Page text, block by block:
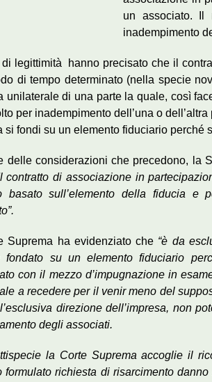
un associato. Il
inadempimento
di legittimità hanno precisato che il
di tempo determinato (nella specie
unilaterale di una parte la quale, così
per inadempimento dell’una o
si fondi su un elemento fiduciario perché
delle considerazioni che precedono, la
contratto di associazione in
basato sull’elemento della fiducia e
Suprema ha evidenziato che “è da
fondato su un elemento fiduciario
con il mezzo d’impugnazione in
a recedere per il venir meno del
direzione dell’impresa, non
degli associati.
la Corte Suprema accoglie il
formulato richiesta di risarcimento